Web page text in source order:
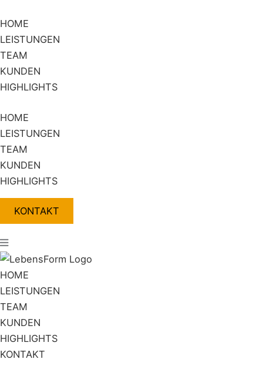
Inhalt
springen
HOME
LEISTUNGEN
TEAM
KUNDEN
HIGHLIGHTS
HOME
LEISTUNGEN
TEAM
KUNDEN
HIGHLIGHTS
KONTAKT
Menu
HOME
LEISTUNGEN
TEAM
KUNDEN
HIGHLIGHTS
KONTAKT